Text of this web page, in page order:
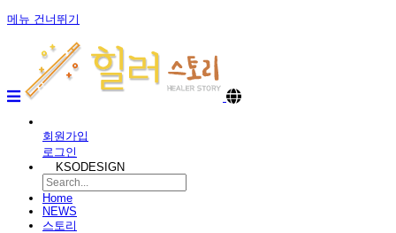
메뉴 건너뛰기
회원가입
로그인
KSODESIGN
Home
NEWS
스토리